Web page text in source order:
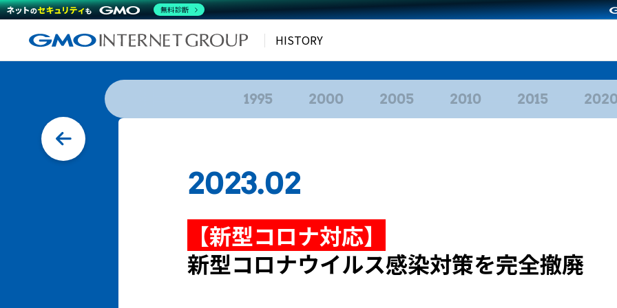
HISTORY
1995 2000 2005 2010 2015
2023.02
【新型コロナ対応】
新型コロナウイルス感染対策を完全撤廃
無料診断